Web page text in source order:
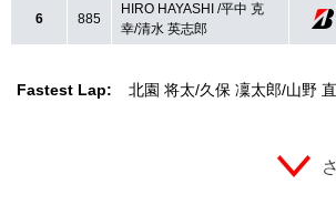
Fastest Lap:
北園 将太 久保 凜太郎 山野
6 885
HIRO HAYASHI /平中 克
幸/清水 英志郎